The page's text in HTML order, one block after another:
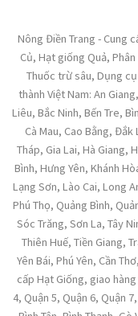
Nông Điền Trang - Cung
Củ, Hạt giống Quả,
Thuốc trừ sâu, Dụng
thành Việt Nam: An
Liêu, Bắc Ninh, Bến Tre,
Cà Mau, Cao Bằng,
Tháp, Gia Lai, Hà Giang,
Bình, Hưng Yên, Khánh
Lạng Sơn, Lào Cai, Long
Phú Thọ, Quảng Bình,
Sóc Trăng, Sơn La, Tây
Thiên Huế, Tiền Giang,
Yên Bái, Phú Yên, Cần
cấp Hạt Giống, giao
4, Quận 5, Quận 6, Quận